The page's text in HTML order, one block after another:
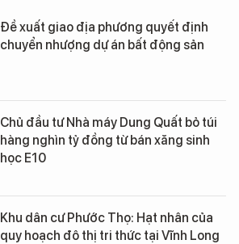
Đề xuất giao địa phương quyết định
chuyển nhượng dự án bất động sản
Chủ đầu tư Nhà máy Dung Quất bỏ túi
hàng nghìn tỷ đồng từ bán xăng sinh
học E10
Khu dân cư Phước Thọ: Hạt nhân của
quy hoạch đô thị tri thức tại Vĩnh Long